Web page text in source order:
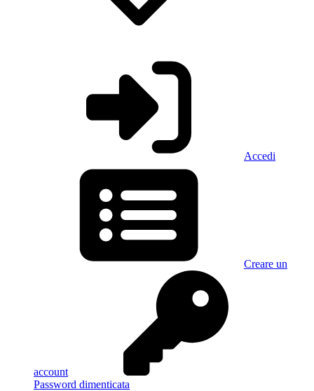
Accedi
Creare un
account
Password dimenticata